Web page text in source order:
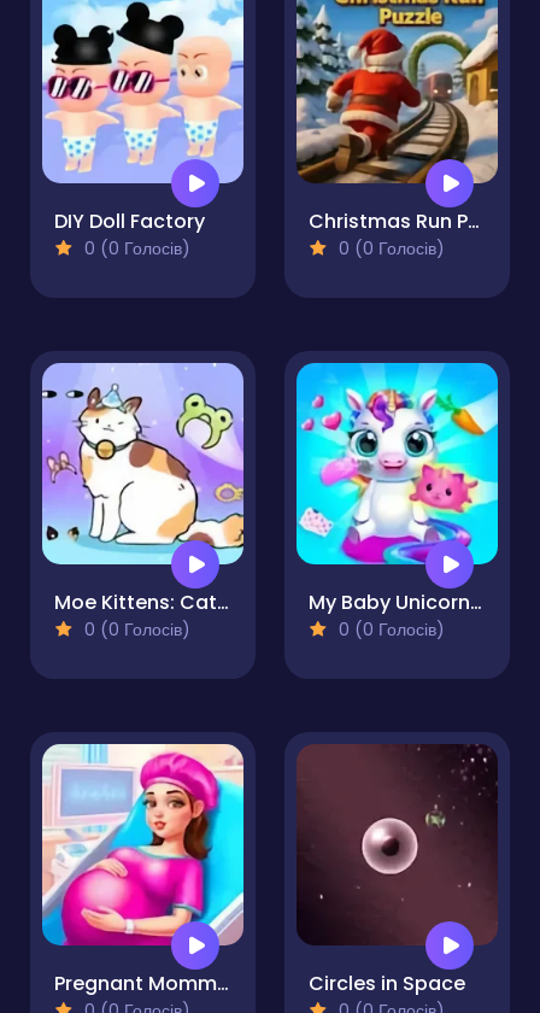
DIY Doll Factory
0 (0 Голосів)
Christmas Run Puzzle
0 (0 Голосів)
Moe Kittens: Cat Avatar Maker
0 (0 Голосів)
My Baby Unicorn - Pony Care
0 (0 Голосів)
Pregnant Mommy Care - Mother Simulator Circles in Space